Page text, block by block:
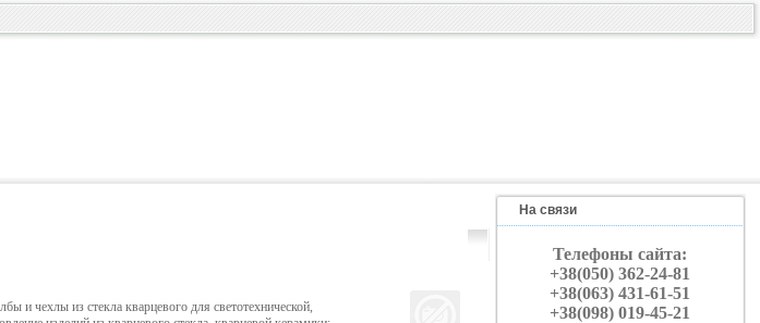
и чехлы из стекла кварцевого для светотехнической,
На связи
Телефоны сайта:
+38(050) 362-24-81
+38(063) 431-61-51
+38(098) 019-45-21